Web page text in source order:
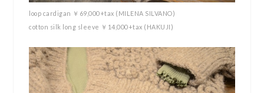
loop cardigan ￥69,000+tax (MILENA SILVANO)
cotton silk long sleeve ￥14,000+tax (HAKUJI)